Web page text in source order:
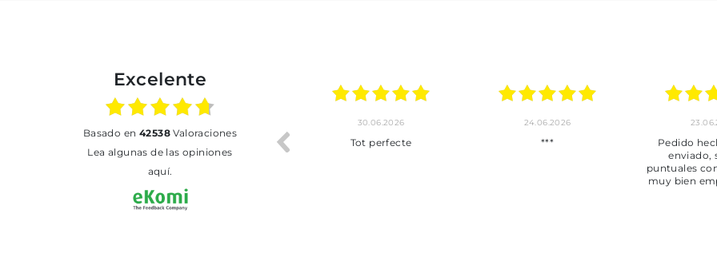
Excelente
basado en 42538Valoraciones
Lea algunas de las opiniones
aquí.
30.06.2026
Tot perfecte
24.06.2026
***
Pedido
enviado,
puntuales
muy bien